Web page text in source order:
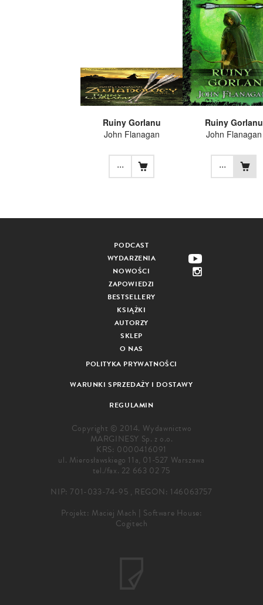
Ruiny Gorlanu
John Flanagan
...
Ruiny Gorlanu
John Flanagan
...
PODCAST
WYDARZENIA
NOWOŚCI
ZAPOWIEDZI
BESTSELLERY
KSIĄŻKI
AUTORZY
SKLEP
O NAS
POLITYKA PRYWATNOŚCI
WARUNKI SPRZEDAŻY I DOSTAWY
REGULAMIN
Copyright © 2014. Wydawnictwo
MARGINESY Sp. z o.o.
KRS: 0000416091
ul. Mierosławskiego 11a, 01-527 Warszawa
tel./fax. 22 663 02 75
NIP: 701-033-74-95 , REGON: 146063757
Projekt: Maciej Mach | Software House:
Cogitech